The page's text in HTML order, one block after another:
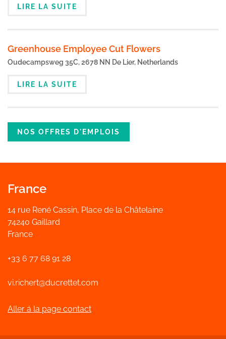
LIRE LA SUITE
Greenhouse Employee Cut Flowers
Oudecampsweg 35C, 2678 NN De Lier, Netherlands
LIRE LA SUITE
NOS OFFRES D'EMPLOIS
France
14 rue René Cassin, Place de la Châtelaine
74240 Gaillard
France
+33 6 77 68 91 28
vi.richert@ducrettet.com
Aller á la page contact